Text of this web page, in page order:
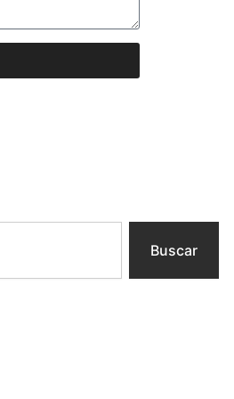
Buscar